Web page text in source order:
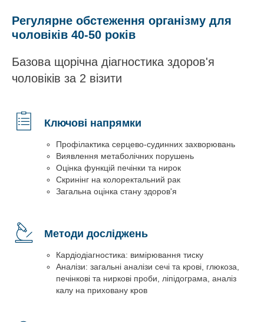
Регулярне обстеження організму для
чоловіків 40-50 років
Базова щорічна діагностика здоров'я
чоловіків за 2 візити
Ключові напрямки
Профілактика серцево-судинних захворювань
Виявлення метаболічних порушень
Оцінка функцій печінки та нирок
Скринінг на колоректальний рак
Загальна оцінка стану здоров'я
Методи досліджень
Кардіодіагностика: вимірювання тиску
Аналізи: загальні аналізи сечі та крові, глюкоза,
печінкові та ниркові проби, ліпідограма, аналіз
калу на приховану кров